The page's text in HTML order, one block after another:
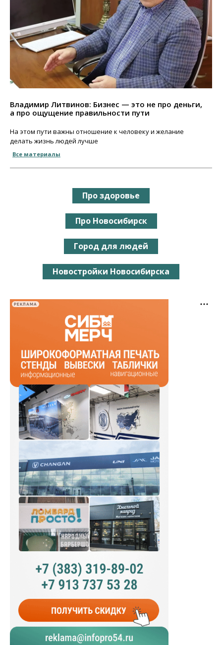
Владимир Литвинов: Бизнес — это не про деньги,
а про ощущение правильности пути
На этом пути важны отношение к человеку и желание
делать жизнь людей лучше
Все материалы
Про здоровье
Про Новосибирск
Город для людей
Новостройки Новосибирска
РЕКЛАМА